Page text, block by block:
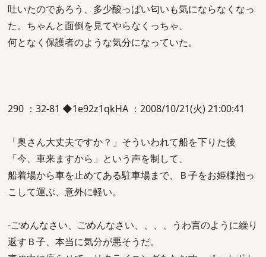
吐いたのであろう、多少酸っぱい匂いも気にならなくなっ
た。ちゃんと面倒を見てやらなくっちゃ、
何となく保護者のような気分になっていた。
290 ：32-81 ◆1e92z1qkHA ：2008/10/21(火) 21:00:41
「奥さん大丈夫ですか？」そういわれて船を下りた後
「今、車来ますから」という声を制して、
船着場から車を止めてある駐車場まで、Ｂ子をお姫様抱っ
こして運ぶ、意外に軽い。
-ごめんなさい、ごめんなさい、、、、うわ言のように繰り
返すＢ子、本当に気分が悪そうだ。